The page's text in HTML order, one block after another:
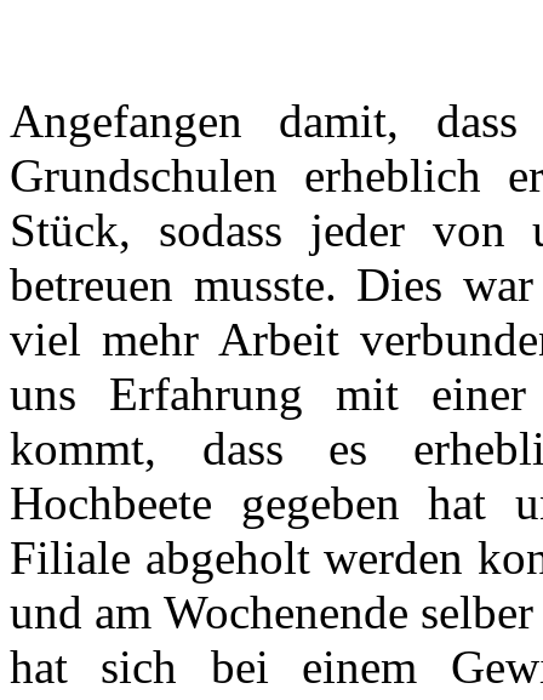
Angefangen damit,
Grundschulen erheblich
Stück, sodass jeder von
betreuen musste. Dies
viel mehr Arbeit
uns Erfahrung mit
kommt, dass es
Hochbeete gegeben hat
Filiale abgeholt werden
und am Wochenende
hat sich bei einem